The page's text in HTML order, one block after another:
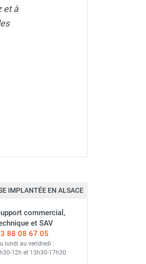
et à
IMPLANTÉE EN ALSACE
commercial,
et SAV
88 08 67 05
lundi au vendredi :
12h et 13h30-17h30